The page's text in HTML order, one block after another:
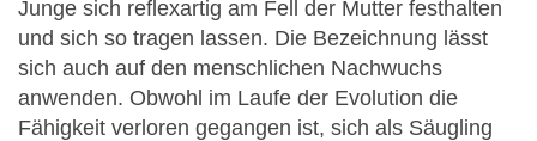
Junge sich reflexartig am Fell der Mutter festhalten
und sich so tragen lassen. Die Bezeichnung lässt
sich auch auf den menschlichen Nachwuchs
anwenden. Obwohl im Laufe der Evolution die
Fähigkeit verloren gegangen ist, sich als Säugling